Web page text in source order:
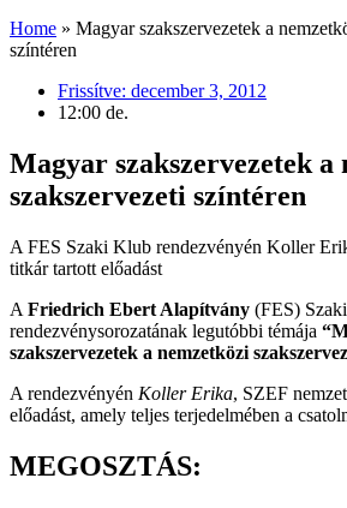
Home » Magyar szakszervezetek a
színtéren
Frissítve: december 3, 2012
12:00 de.
Magyar szakszervezetek a
szakszervezeti színtéren
A FES Szaki Klub rendezvényén Koller
titkár tartott előadást
A Friedrich Ebert Alapítvány (FES)
rendezvénysorozatának legutóbbi témája
szakszervezetek a nemzetközi
A rendezvényén Koller Erika, SZEF
előadást, amely teljes terjedelmében a
MEGOSZTÁS: